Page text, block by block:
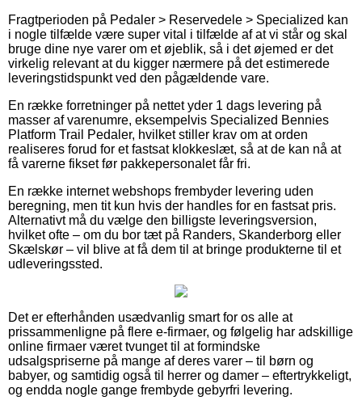
Fragtperioden på Pedaler > Reservedele > Specialized kan
i nogle tilfælde være super vital i tilfælde af at vi står og skal
bruge dine nye varer om et øjeblik, så i det øjemed er det
virkelig relevant at du kigger nærmere på det estimerede
leveringstidspunkt ved den pågældende vare.
En række forretninger på nettet yder 1 dags levering på
masser af varenumre, eksempelvis Specialized Bennies
Platform Trail Pedaler, hvilket stiller krav om at orden
realiseres forud for et fastsat klokkeslæt, så at de kan nå at
få varerne fikset før pakkepersonalet får fri.
En række internet webshops frembyder levering uden
beregning, men tit kun hvis der handles for en fastsat pris.
Alternativt må du vælge den billigste leveringsversion,
hvilket ofte – om du bor tæt på Randers, Skanderborg eller
Skælskør – vil blive at få dem til at bringe produkterne til et
udleveringssted.
Det er efterhånden usædvanlig smart for os alle at
prissammenligne på flere e-firmaer, og følgelig har adskillige
online firmaer været tvunget til at formindske
udsalgspriserne på mange af deres varer – til børn og
babyer, og samtidig også til herrer og damer – eftertrykkeligt,
og endda nogle gange frembyde gebyrfri levering.